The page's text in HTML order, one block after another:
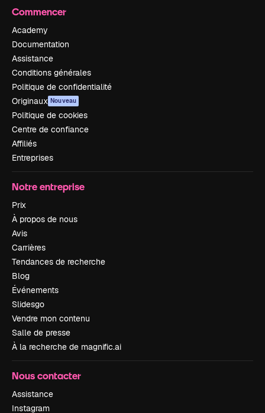
Commencer
Academy
Documentation
Assistance
Conditions générales
Politique de confidentialité
Originaux Nouveau
Politique de cookies
Centre de confiance
Affiliés
Entreprises
Notre entreprise
Prix
À propos de nous
Avis
Carrières
Tendances de recherche
Blog
Événements
Slidesgo
Vendre mon contenu
Salle de presse
À la recherche de magnific.ai
Nous contacter
Assistance
Instagram